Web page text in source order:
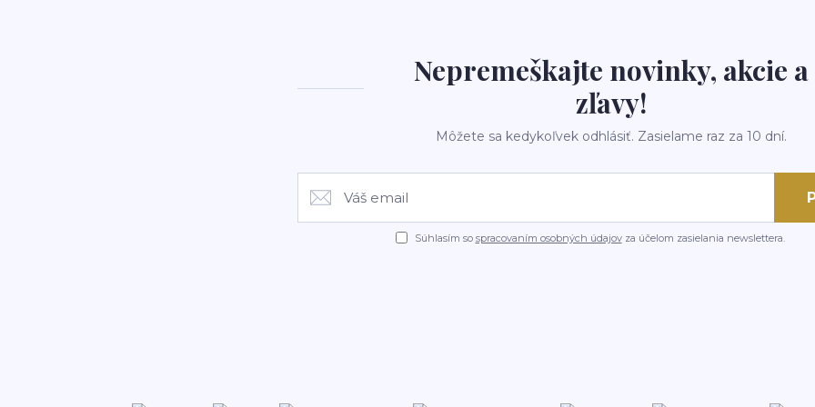
Nepremeškajte novinky, akcie a
zľavy!
Môžete sa kedykoľvek odhlásiť. Zasielame raz za 10 dní.
Súhlasím so spracovaním osobných údajovza účelom zasielania newslettera.